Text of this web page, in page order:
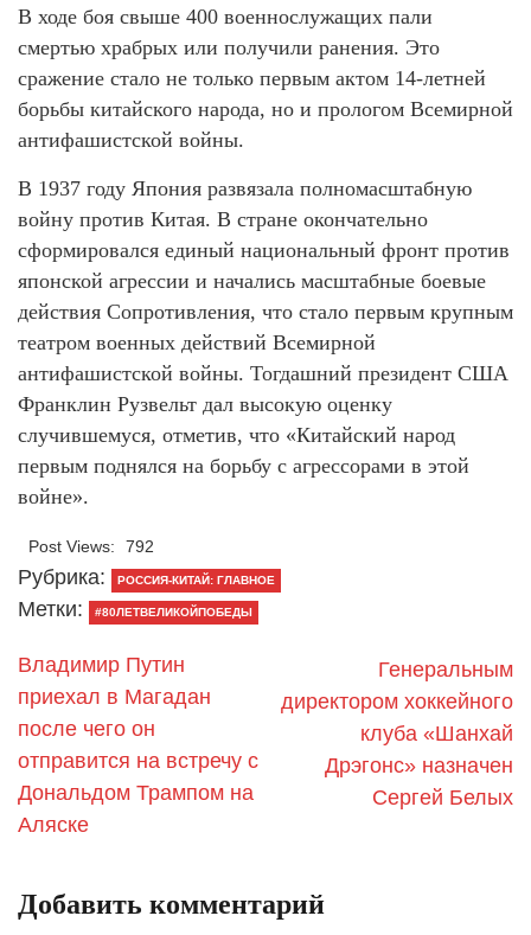
В ходе боя свыше 400 военнослужащих пали
смертью храбрых или получили ранения. Это
сражение стало не только первым актом 14-летней
борьбы китайского народа, но и прологом Всемирной
антифашистской войны.
В 1937 году Япония развязала полномасштабную
войну против Китая. В стране окончательно
сформировался единый национальный фронт против
японской агрессии и начались масштабные боевые
действия Сопротивления, что стало первым крупным
театром военных действий Всемирной
антифашистской войны. Тогдашний президент США
Франклин Рузвельт дал высокую оценку
случившемуся, отметив, что «Китайский народ
первым поднялся на борьбу с агрессорами в этой
войне».
Post Views: 792
Рубрика: РОССИЯ-КИТАЙ: ГЛАВНОЕ
Метки: #80ЛЕТВЕЛИКОЙПОБЕДЫ
Владимир Путин
приехал в Магадан
после чего он
отправится на встречу с
Дональдом Трампом на
Аляске
Генеральным
директором хоккейного
клуба «Шанхай
Дрэгонс» назначен
Сергей Белых
Добавить комментарий